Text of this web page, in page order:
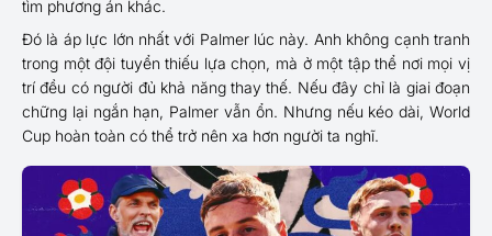
tìm phương án khác.
Đó là áp lực lớn nhất với Palmer lúc này. Anh không cạnh tranh
trong một đội tuyển thiếu lựa chọn, mà ở một tập thể nơi mọi vị
trí đều có người đủ khả năng thay thế. Nếu đây chỉ là giai đoạn
chững lại ngắn hạn, Palmer vẫn ổn. Nhưng nếu kéo dài, World
Cup hoàn toàn có thể trở nên xa hơn người ta nghĩ.